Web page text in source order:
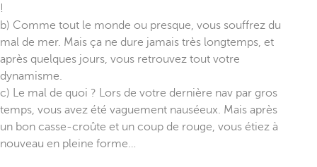
!
b) Comme tout le monde ou presque, vous souffrez du
mal de mer. Mais ça ne dure jamais très longtemps, et
après quelques jours, vous retrouvez tout votre
dynamisme.
c) Le mal de quoi ? Lors de votre dernière nav par gros
temps, vous avez été vaguement nauséeux. Mais après
un bon casse-croûte et un coup de rouge, vous étiez à
nouveau en pleine forme…